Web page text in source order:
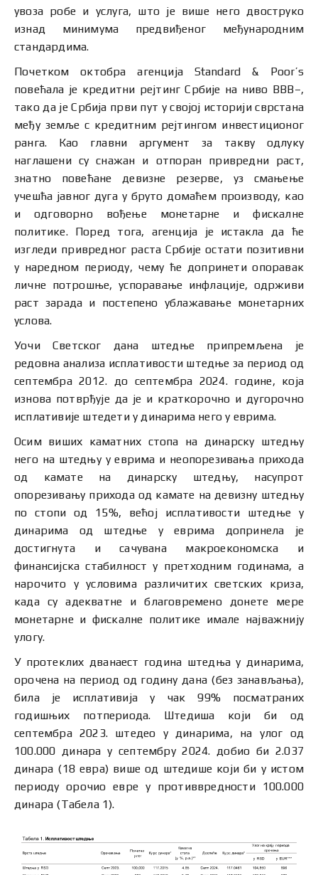
увоза робе и услуга, што је више него двоструко
изнад минимума предвиђеног међународним
стандардима.
Почетком октобра агенција Standard & Poor’s
повећала je кредитни рејтинг Србије на ниво BBB–,
тако да је Србија први пут у својој историји сврстана
међу земље с кредитним рејтингом инвестиционог
ранга. Као главни аргумент за такву одлуку
наглашени су снажан и отпоран привредни раст,
знатно повећане девизне резерве, уз смањење
учешћа јавног дуга у бруто домаћем производу, као
и одговорно вођење монетарне и фискалне
политике. Поред тога, агенција је истакла да ће
изгледи привредног раста Србије остати позитивни
у наредном периоду, чему ће допринети опоравак
личне потрошње, успоравање инфлације, одрживи
раст зарада и постепено ублажавање монетарних
услова.
Уочи Светског дана штедње припремљена је
редовна анализа исплативости штедње за период од
септембра 2012. до септембра 2024. године, која
изнова потврђује да је и краткорочно и дугорочно
исплативије штедети у динарима него у еврима.
Осим виших каматних стопа на динарску штедњу
него на штедњу у еврима и неопорезивања прихода
од камате на динарску штедњу, насупрот
опорезивању прихода од камате на девизну штедњу
по стопи од 15%, већој исплативости штедње у
динарима од штедње у еврима допринела је
достигнута и сачувана макроекономска и
финансијска стабилност у претходним годинама, а
нарочито у условима различитих светских криза,
када су адекватне и благовремено донете мере
монетарне и фискалне политике имале најважнију
улогу.
У протеклих дванаест година штедњa у динарима,
орочена на период од годину дана (без занављања),
била је исплативијa у чак 99% посматраних
годишњих потпериода. Штедиша који би од
септембра 2023. штедео у динарима, на улог од
100.000 динара у септембру 2024. добио би 2.037
динара (18 евра) више од штедише који би у истом
периоду орочио евре у противвредности 100.000
динара (Табела 1).